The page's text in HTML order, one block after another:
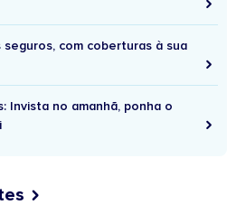
com coberturas à sua
Invista no amanhã, ponha o